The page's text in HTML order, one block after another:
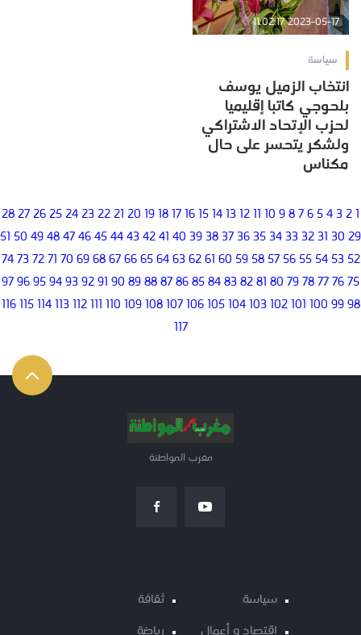
2023-05-17 11:02:17
سياسة
انتخاب الزميل يوسف
بلحوجي كاتبا إقليميا
لحزب الإتحاد الاشتراكي
ولشكر يتحسر على حال
مكناس
1
2
3
4
5
6
7
8
9
10
11
12
13
14
15
16
17
18
19
20
21
22
23
24
25
26
27
28
29
30
31
32
33
34
35
36
37
38
39
40
41
42
43
44
45
46
47
48
49
50
51
52
53
54
55
56
57
58
59
60
61
62
63
64
65
66
67
68
69
70
71
72
73
74
75
76
77
78
79
80
81
82
83
84
85
86
87
88
89
90
91
92
93
94
95
96
97
98
99
100
101
102
103
104
105
106
107
108
109
110
111
112
113
114
115
116
117
مغرب المواطنة
سياسة
ثقافة